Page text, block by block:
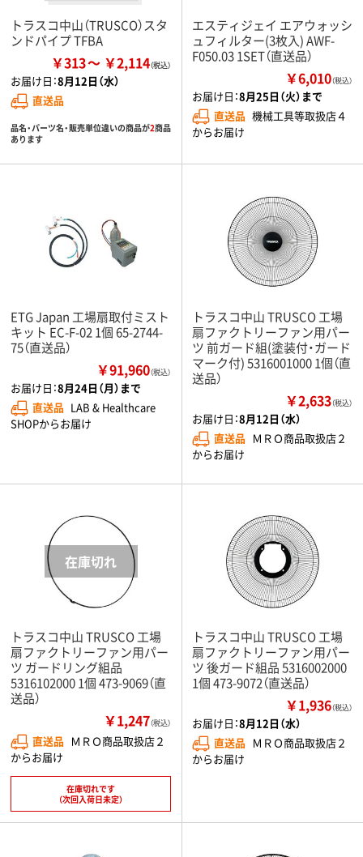
トラスコ中山（TRUSCO）スタ
ンドパイプ TFBA
￥313 ￥2,114
お届け日：8月12日（水）
直送品
品名・パーツ名・販売単位違いの商品が2商品
あります
エスティジェイ エアウォッシ
ュフィルター(3枚入) AWF-
F050.03 1SET（直送品）
￥6,010（税込）
お届け日：8月25日（火）まで
直送品 機械工具等取扱店４
からお届け
ETG Japan 工場扇取付ミスト
キット EC-F-02 1個 65-2744-
75（直送品）
￥91,960（税込）
お届け日：8月24日（月）まで
直送品 LAB & Healthcare
SHOPからお届け
トラスコ中山 TRUSCO 工場
扇ファクトリーファン用パー
ツ 前ガード組(塗装付・ガード
マーク付) 5316001000 1個（直
送品）
￥2,633（税込）
お届け日：8月12日（水）
直送品 ＭＲＯ商品取扱店２
からお届け
トラスコ中山 TRUSCO 工場
扇ファクトリーファン用パー
ツ ガードリング組品
5316102000 1個 473-9069（直
送品）
￥1,247（税込）
直送品 ＭＲＯ商品取扱店２
からお届け
在庫切れです
（次回入荷日未定）
トラスコ中山 TRUSCO 工場
扇ファクトリーファン用パー
ツ 後ガード組品 5316002000
1個 473-9072（直送品）
￥1,936（税込）
お届け日：8月12日（水）
直送品 ＭＲＯ商品取扱店２
からお届け